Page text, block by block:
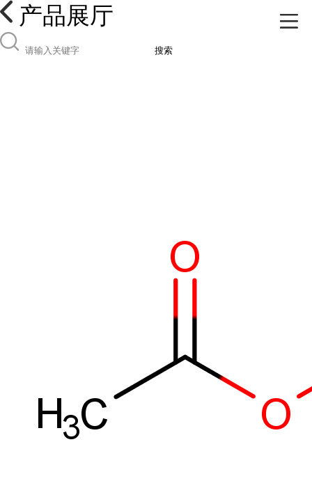
产品展厅
搜索